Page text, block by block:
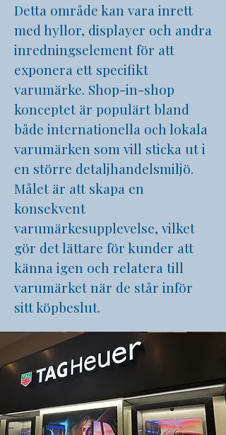
Detta område kan vara inrett
med hyllor, displayer och andra
inredningselement för att
exponera ett specifikt
varumärke. Shop-in-shop
konceptet är populärt bland
både internationella och lokala
varumärken som vill sticka ut i
en större detaljhandelsmiljö.
Målet är att skapa en
konsekvent
varumärkesupplevelse, vilket
gör det lättare för kunder att
känna igen och relatera till
varumärket när de står inför
sitt köpbeslut.